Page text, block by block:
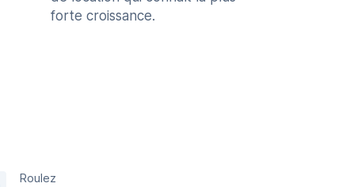
forte croissance.
Roulez